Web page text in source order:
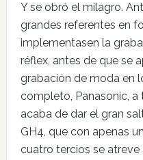
Y se obró el milagro.
grandes referentes en
implementasen la
réflex, antes de que se
grabación de moda en
completo, Panasonic, a
acaba de dar el gran
GH4, que con apenas
cuatro tercios se